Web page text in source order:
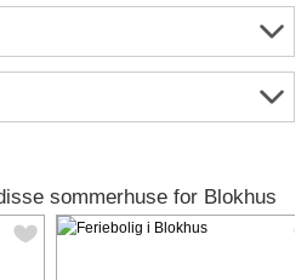
sommerhuse for Blokhus